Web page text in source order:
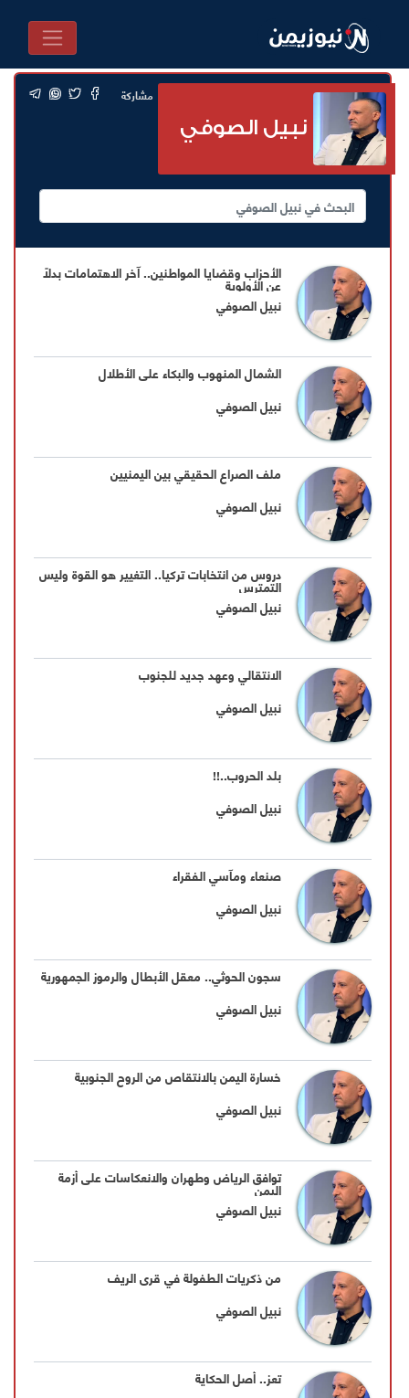
نبيل الصوفي
مشاركة
الأحزاب وقضايا المواطنين.. آخر الاهتمامات بدلاً
عن الأولوية
نبيل الصوفي
الشمال المنهوب والبكاء على الأطلال
نبيل الصوفي
ملف الصراع الحقيقي بين اليمنيين
نبيل الصوفي
دروس من انتخابات تركيا.. التغيير هو القوة وليس
التمترس
نبيل الصوفي
الانتقالي وعهد جديد للجنوب
نبيل الصوفي
بلد الحروب..!!
نبيل الصوفي
صنعاء ومآسي الفقراء
نبيل الصوفي
سجون الحوثي.. معقل الأبطال والرموز الجمهورية
نبيل الصوفي
خسارة اليمن بالانتقاص من الروح الجنوبية
نبيل الصوفي
توافق الرياض وطهران والانعكاسات على أزمة
اليمن
نبيل الصوفي
من ذكريات الطفولة في قرى الريف
نبيل الصوفي
تعز.. أصل الحكاية